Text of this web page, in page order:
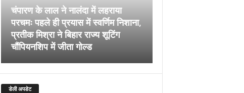
चंपारण के लाल ने नालंदा में लहराया
परचमः पहले ही प्रयास में स्वर्णिम निशाना,
प्रतीक मिश्रा ने बिहार राज्य शूटिंग
चौंपियनशिप में जीता गोल्ड
डेली अपडेट